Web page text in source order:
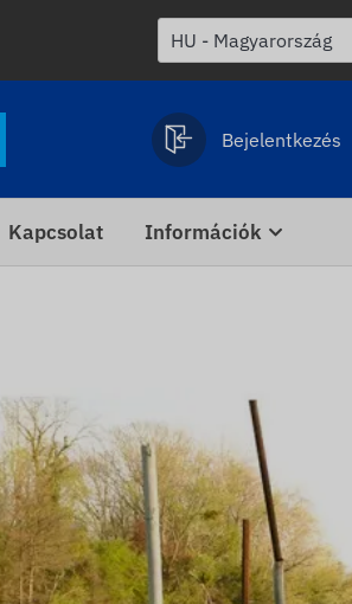
Bejelentkezés
Kapcsolat Információk